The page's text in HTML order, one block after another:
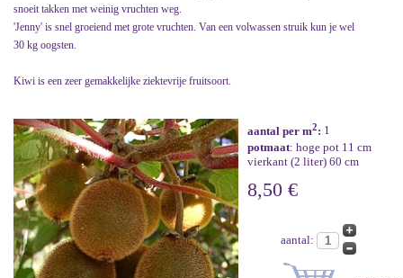
snoeit takken met weinig vruchten weg.
'Jenny' is snel groeiend met grote vruchten. Van een volwassen struik kun je wel
30 kg oogsten.
Kiwi is een zeer gemakkelijke ziektevrije fruitsoort.
aantal per m2: 1
potmaat: hoge pot 11 cm
vierkant (2 liter) 60 cm
8,50 €
aantal: